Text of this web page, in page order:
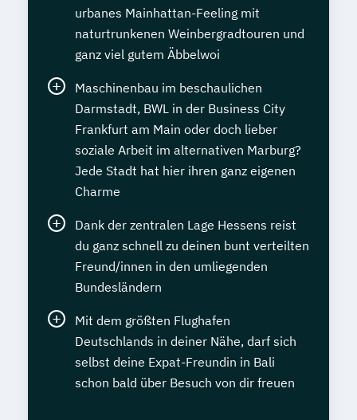
urbanes Mainhattan-Feeling mit
naturtrunkenen Weinbergradtouren und
ganz viel gutem Äbbelwoi
Maschinenbau im beschaulichen
Darmstadt, BWL in der Business City
Frankfurt am Main oder doch lieber
soziale Arbeit im alternativen Marburg?
Jede Stadt hat hier ihren ganz eigenen
Charme
Dank der zentralen Lage Hessens reist
du ganz schnell zu deinen bunt verteilten
Freund/innen in den umliegenden
Bundesländern
Mit dem größten Flughafen
Deutschlands in deiner Nähe, darf sich
selbst deine Expat-Freundin in Bali
schon bald über Besuch von dir freuen